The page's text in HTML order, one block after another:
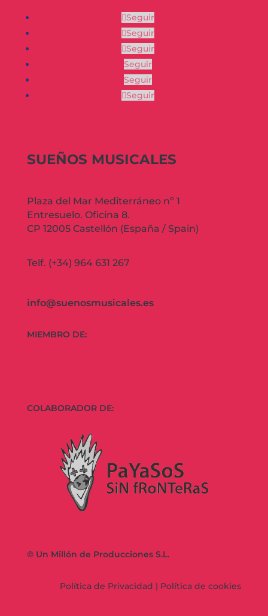
Seguir
Seguir
Seguir
Seguir
Seguir
Seguir
SUEÑOS MUSICALES
Plaza del Mar Mediterráneo nº 1
Entresuelo. Oficina 8.
CP 12005 Castellón (España / Spain)
Telf. (+34) 964 631 267
info@suenosmusicales.es
MIEMBRO DE:
COLABORADOR DE:
© Un Millón de Producciones S.L.
Política de Privacidad | Política de cookies